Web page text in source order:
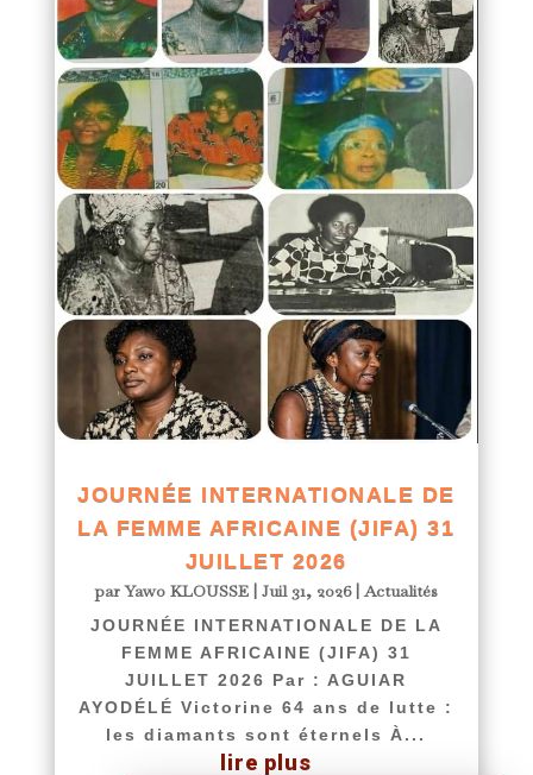
JOURNÉE INTERNATIONALE DE
LA FEMME AFRICAINE (JIFA) 31
JUILLET 2026
parYawo KLOUSSE |Juil 31, 2026|Actualités
JOURNÉE INTERNATIONALE DE LA
FEMME AFRICAINE (JIFA) 31
JUILLET 2026 Par : AGUIAR
AYODÉLÉ Victorine 64 ans de lutte :
les diamants sont éternels À...
lire plus